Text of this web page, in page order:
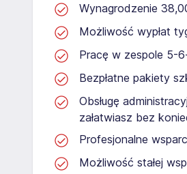
Wynagrodzenie
Możliwość wypłat
Pracę w zespole 5-
Bezpłatne pakiety
Obsługę
załatwiasz bez
Profesjonalne
Możliwość stałej